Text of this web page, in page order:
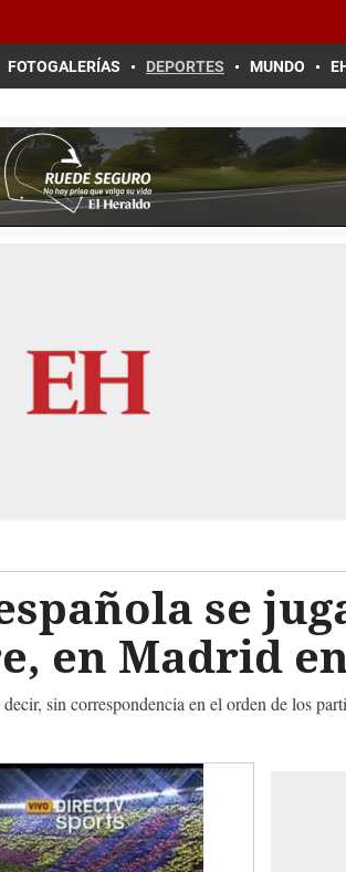
FOTOGALERÍAS DEPORTES MUNDO
se
en Madrid
sin correspondencia en el orden de los